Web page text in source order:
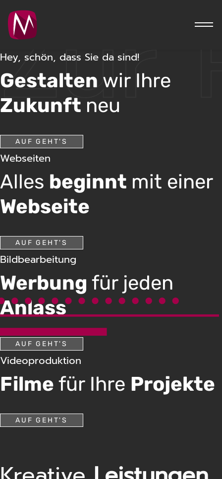
Hey, schön, dass Sie da sind!
Gestalten wir Ihre
Zukunft neu
AUF GEHT'S
Webseiten
Alles beginnt mit einer
Webseite
AUF GEHT'S
Bildbearbeitung
Werbung für jeden
Anlass
AUF GEHT'S
Videoproduktion
Filme für Ihre Projekte
AUF GEHT'S
Zur